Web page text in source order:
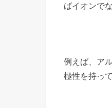
ばイオンで
例えば、ア
極性を持っ